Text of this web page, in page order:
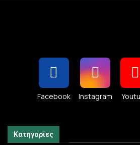
Facebook Instagram
Κατηγορίες